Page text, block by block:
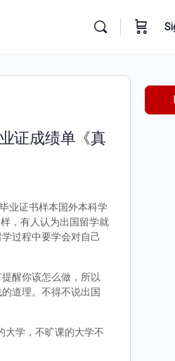
证成绩单《真
业证书样本国外本科学
，有人认为出国留学就
过程中要学会对自己
醒你该怎么做，所以
道理。不得不说出国
大学，不旷课的大学不